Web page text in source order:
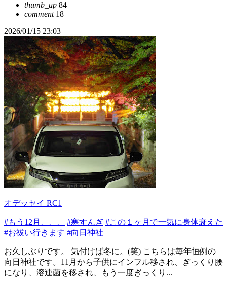
thumb_up 84
comment18
2026/01/15 23:03
オデッセイ RC1
#もう12月、、、 #寒すんぎ #この１ヶ月で一気に身体衰えた
#お祓い行きます #向日神社
お久しぶりです。 気付けば冬に。(笑) こちらは毎年恒例の
向日神社です。11月から子供にインフル移され、ぎっくり腰
になり、溶連菌を移され、もう一度ぎっくり...